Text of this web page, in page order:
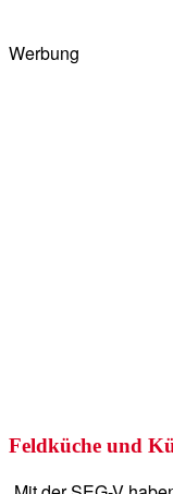
Werbung
Feldküche und